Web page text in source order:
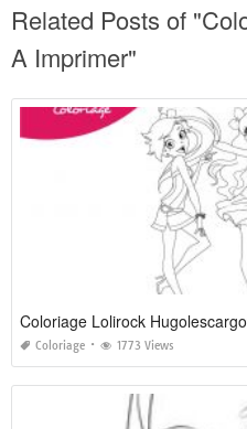
Related Posts of
A Imprimer"
Coloriage Lolirock
Coloriage 1773 Views